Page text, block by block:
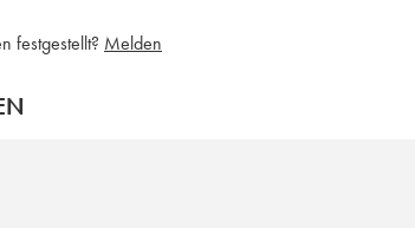
festgestellt? Melden